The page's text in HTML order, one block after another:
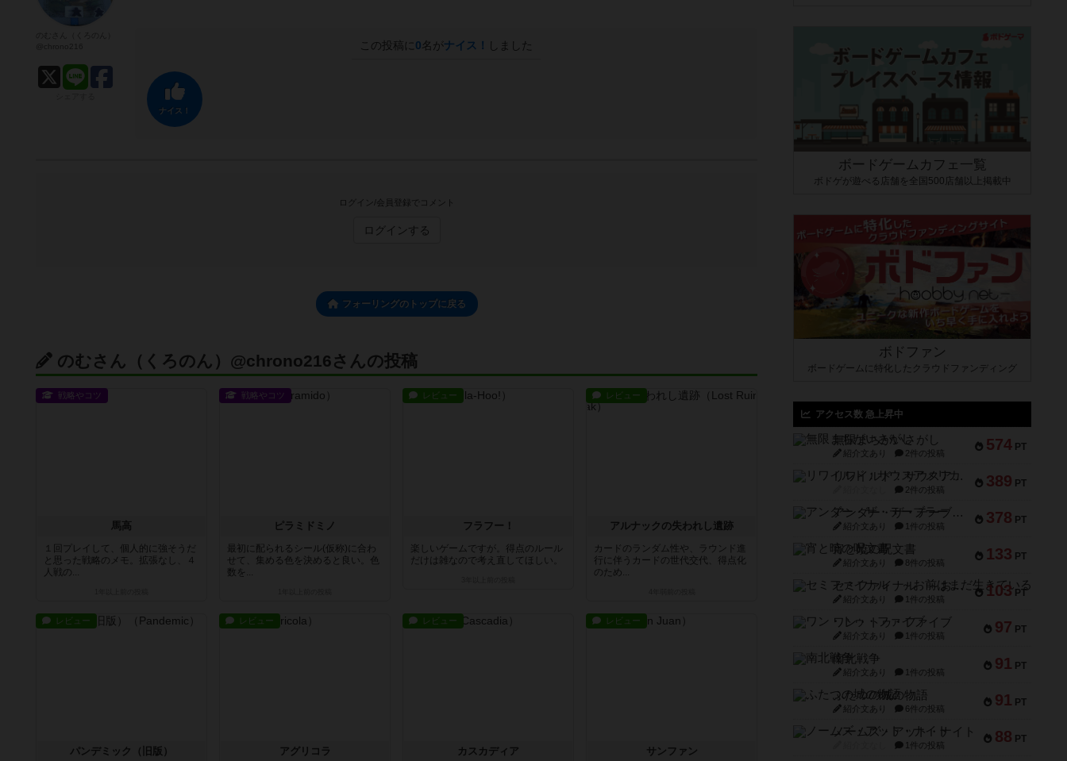
この投稿に 0名がナイス！ しました
ナイス！
ログイン/会員登録でコメント
ログインする
フォーリングのトップに戻る
のむさん（くろのん）@chrono216さんの投稿
戦略やコツ
馬高
１回プレイして、個人的に強そうだ
と思った戦略のメモ。拡張なし、４
人戦の...
戦略やコツ
ピラミドミノ
最初に配られるシール(仮称)に合わ
せて、集める色を決めると良い。色
数を...
レビュー
フラフー！
楽しいゲームですが。得点のルール
だけは雑なので考え直してほしい。
レビュー
アルナックの失われし遺跡
カードのランダム性や、ラウンド進
行に伴うカードの世代交代、得点化
のため...
レビュー
パンデミック（旧版）
レビュー
アグリコラ
レビュー
カスカディア
レビュー
サンファン
ボードゲームカフェ一覧
ボドゲが遊べる店舗を全国500店舗以上掲載中
ボドファン
ボードゲームに特化したクラウドファンディング
アクセス数 急上昇中
574 PT
無限まちがいさがし
紹介文あり 2件の投稿
389 PT
リワイルド：サウスアメリカ
2件の投稿
378 PT
アンダー・ザ・テーブラー
紹介文あり 1件の投稿
133 PT
宵と暁の呪文書
紹介文あり 8件の投稿
103 PT
セミファイナル ～お前はまだ生きている～
紹介文あり 1件の投稿
97 PT
ワン・トゥ・ファイブ
紹介文あり 1件の投稿
91 PT
南北戦争
紹介文あり 1件の投稿
91 PT
ふたつの城の物語
紹介文あり 6件の投稿
88 PT
ノームズ・アット・ナイト
1件の投稿